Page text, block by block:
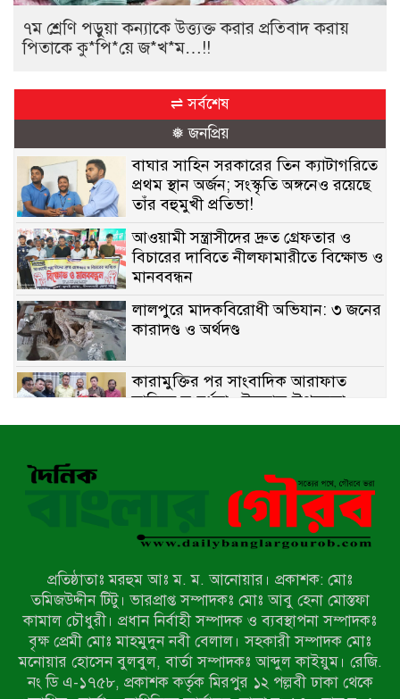
৭ম শ্রেণি পড়ুয়া কন্যাকে উত্ত্যক্ত করার প্রতিবাদ করায়
পিতাকে কু*পি*য়ে জ*খ*ম…!!
⇌ সর্বশেষ
❅ জনপ্রিয়
বাঘার সাহিন সরকারের তিন ক্যাটাগরিতে
প্রথম স্থান অর্জন; সংস্কৃতি অঙ্গনেও রয়েছে
তাঁর বহুমুখী প্রতিভা!
আওয়ামী সন্ত্রাসীদের দ্রুত গ্রেফতার ও
বিচারের দাবিতে নীলফামারীতে বিক্ষোভ ও
মানববন্ধন
লালপুরে মাদকবিরোধী অভিযান: ৩ জনের
কারাদণ্ড ও অর্থদণ্ড
কারামুক্তির পর সাংবাদিক আরাফাত
সানিকে সংবর্ধনা, টেকনাফ উপজেলা
প্রেসক্লাবের ফুলেল শুভেচ্ছা
মিয়ানমারের সীমান্তে স্থলমাইন বিস্ফোরণ:
উখিয়ার এক যুবকের পা বিচ্ছিন্ন
৭ম শ্রেণি পড়ুয়া কন্যাকে উত্ত্যক্ত করার
প্রতিবাদ করায় পিতাকে কু*পি*য়ে
জ*খ*ম…!!
জুলাই গণঅভ্যুত্থান দিবস-২০২৬ উপলক্ষে
নীলফামারীতে শহিদদের স্মরণে দোয়া
প্রতিষ্ঠাতাঃ মরহুম আঃ ম. ম. আনোয়ার। প্রকাশক: মোঃ
তমিজউদ্দীন টিটু। ভারপ্রাপ্ত সম্পাদকঃ মোঃ আবু হেনা মোস্তফা
কামাল চৌধুরী। প্রধান নির্বাহী সম্পাদক ও ব্যবস্থাপনা সম্পাদকঃ
বৃক্ষ প্রেমী মোঃ মাহমুদুন নবী বেলাল। সহকারী সম্পাদক মোঃ
মনোয়ার হোসেন বুলবুল, বার্তা সম্পাদকঃ আব্দুল কাইয়ুম। রেজি.
নং ডি এ-১৭৫৮, প্রকাশক কর্তৃক মিরপুর ১২ পল্লবী ঢাকা থেকে